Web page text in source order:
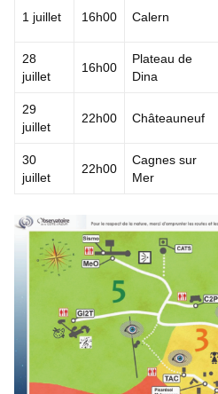
1 juillet 16h00 Calern
28
juillet
16h00
Plateau de
Dina
29
juillet
22h00 Châteauneuf
30
juillet
22h00
Cagnes sur
Mer